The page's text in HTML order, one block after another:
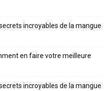
incroyables de la mangue
en faire votre meilleure
incroyables de la mangue